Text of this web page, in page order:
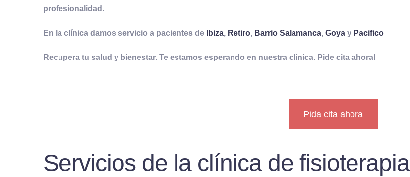
profesionalidad.
En la clínica damos servicio a pacientes de Ibiza, Retiro, Barrio Salamanca, Goya y Pacifico
Recupera tu salud y bienestar. Te estamos esperando en nuestra clínica. Pide cita ahora!
Pida cita ahora
Servicios de la clínica de fisioterapia